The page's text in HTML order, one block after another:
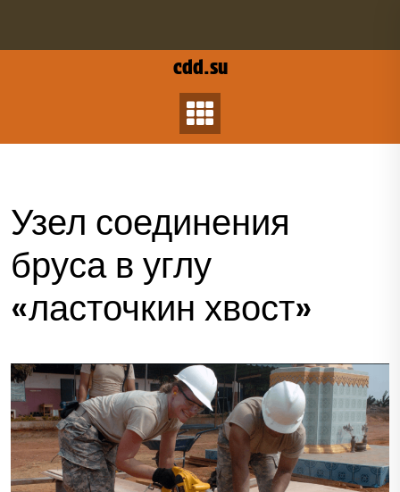
содержанию
cdd.su
Узел соединения
бруса в углу
«ласточкин хвост»